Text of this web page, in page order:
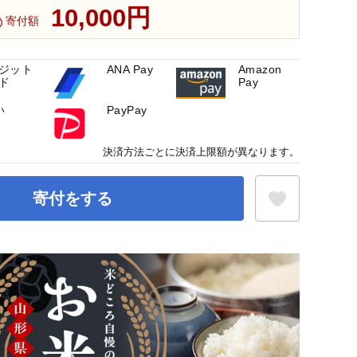
寄付額 10,000円
寄付をする
お気に入り登録
ット
ANA Pay
Amazon
Pay
PayPay
決済方法ごとに決済上限額が異なります。